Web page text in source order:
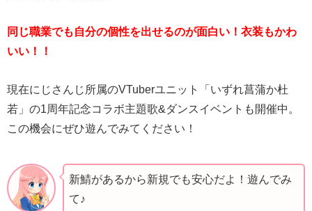
同じ職業でも自分の個性を出せるのが面白い！衣装もかわ
いい！！
現在にじさんじ所属のVTuberユニット「いずれ菖蒲か杜
若」の1周年記念コラボ主題歌&ダンスイベントも開催中。
この機会にぜひ遊んでみてください！
新鯖があるから新規でも安心だよ！遊んでみ
て♪